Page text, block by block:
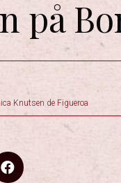
på
Knutsen de Figueroa